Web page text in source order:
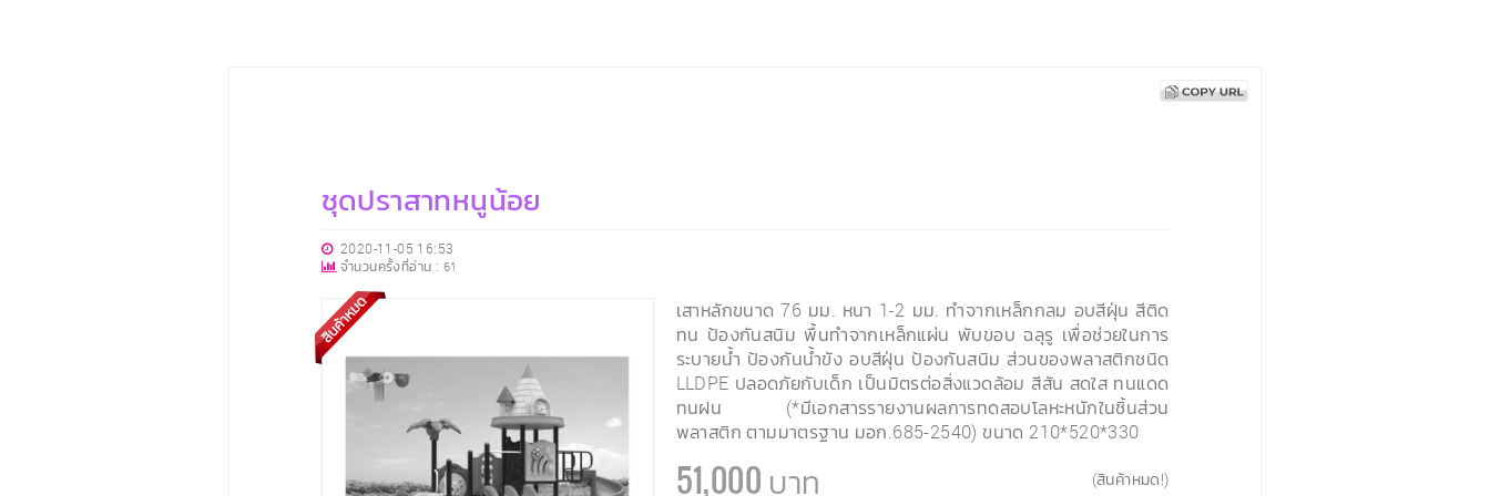
ชุดปราสาทหนูน้อย
2020-11-05 16:53
จำนวนครั้งที่อ่าน : 61
เสาหลักขนาด 76 มม. หนา 1-2 มม. ทำจากเหล็กกลม อบสีฝุ่น สีติด
ทน ป้องกันสนิม พื้นทำจากเหล็กแผ่น พับขอบ ฉลุรู เพื่อช่วยในการ
ระบายน้ำ ป้องกันน้ำขัง อบสีฝุ่น ป้องกันสนิม ส่วนของพลาสติกชนิด
LLDPE ปลอดภัยกับเด็ก เป็นมิตรต่อสิ่งแวดล้อม สีสัน สดใส ทนแดด
ทนฝน (*มีเอกสารรายงานผลการทดสอบโลหะหนักในชิ้นส่วน
พลาสติก ตามมาตรฐาน มอก.685-2540) ขนาด 210*520*330
51,000 บาท (สินค้าหมด!)